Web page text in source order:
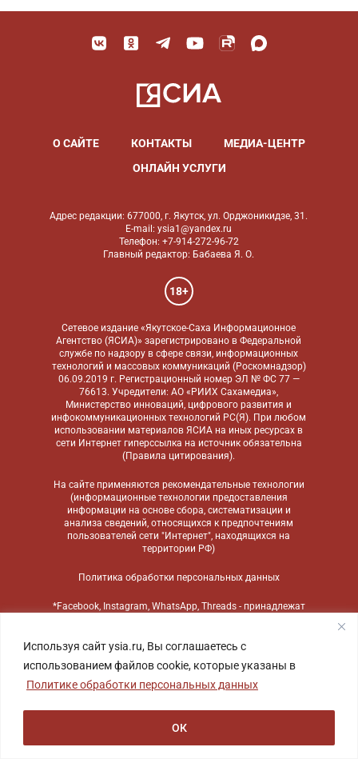
Используя сайт ysia.ru, Вы соглашаетесь с
использованием файлов cookie, которые указаны в
Политике обработки персональных данных
ОК
О САЙТЕ КОНТАКТЫ
МЕДИА-ЦЕНТР
ОНЛАЙН УСЛУГИ
Адрес редакции: 677000, г. Якутск, ул. Орджоникидзе, 31.
E-mail: ysia1@yandex.ru
Телефон: +7-914-272-96-72
Главный редактор: Бабаева Я. О.
18+
Сетевое издание «Якутское-Саха Информационное
Агентство (ЯСИА)» зарегистрировано в Федеральной
службе по надзору в сфере связи, информационных
технологий и массовых коммуникаций (Роскомнадзор)
06.09.2019 г. Регистрационный номер ЭЛ № ФС 77 —
76613. Учредители: АО «РИИХ Сахамедиа»,
Министерство инноваций, цифрового развития и
инфокоммуникационных технологий РС(Я). При любом
использовании материалов ЯСИА на иных ресурсах в
сети Интернет гиперссылка на источник обязательна
(Правила цитирования).
На сайте применяются рекомендательные технологии
(информационные технологии предоставления
информации на основе сбора, систематизации и
анализа сведений, относящихся к предпочтениям
пользователей сети "Интернет", находящихся на
территории РФ)
Политика обработки персональных данных
*Facebook, Instagram, WhatsApp, Threads - принадлежат